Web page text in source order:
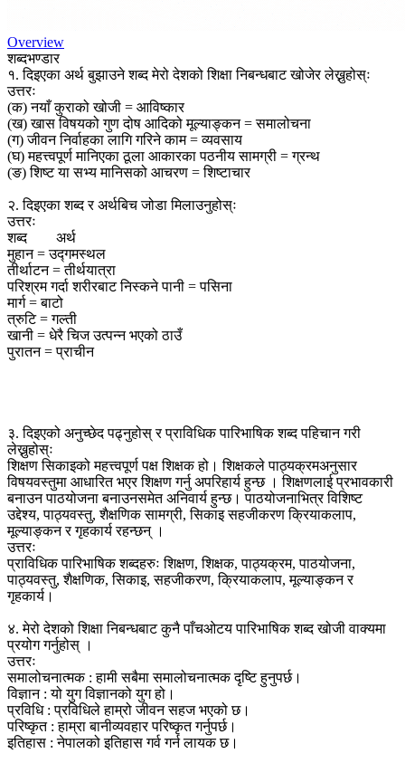
Overview
शब्दभण्डार
१. दिइएका अर्थ बुझाउने शब्द मेरो देशको शिक्षा निबन्धबाट खोजेर लेख्नुहोस्ः
उत्तरः
(क) नयाँ कुराको खोजी = आविष्कार
(ख) खास विषयको गुण दोष आदिको मूल्याङ्कन = समालोचना
(ग) जीवन निर्वाहका लागि गरिने काम = व्यवसाय
(घ) महत्त्वपूर्ण मानिएका ठूला आकारका पठनीय सामग्री = ग्रन्थ
(ङ) शिष्ट या सभ्य मानिसको आचरण = शिष्टाचार
२. दिइएका शब्द र अर्थबिच जोडा मिलाउनुहोस्ः
उत्तरः
शब्द अर्थ
मुहान = उद्गमस्थल
तीर्थाटन = तीर्थयात्रा
परिश्रम गर्दा शरीरबाट निस्कने पानी = पसिना
मार्ग = बाटो
त्रुटि = गल्ती
खानी = धेरै चिज उत्पन्न भएको ठाउँ
पुरातन = प्राचीन
३. दिइएको अनुच्छेद पढ्नुहोस् र प्राविधिक पारिभाषिक शब्द पहिचान गरी
लेख्नुहोस्ः
शिक्षण सिकाइको महत्त्वपूर्ण पक्ष शिक्षक हो। शिक्षकले पाठ्यक्रमअनुसार
विषयवस्तुमा आधारित भएर शिक्षण गर्नु अपरिहार्य हुन्छ । शिक्षणलाई प्रभावकारी
बनाउन पाठयोजना बनाउनसमेत अनिवार्य हुन्छ। पाठयोजनाभित्र विशिष्ट
उद्देश्य, पाठ्यवस्तु, शैक्षणिक सामग्री, सिकाइ सहजीकरण क्रियाकलाप,
मूल्याङ्कन र गृहकार्य रहन्छन् ।
उत्तरः
प्राविधिक पारिभाषिक शब्दहरुः शिक्षण, शिक्षक, पाठ्यक्रम, पाठयोजना,
पाठ्यवस्तु, शैक्षणिक, सिकाइ, सहजीकरण, क्रियाकलाप, मूल्याङ्कन र
गृहकार्य।
४. मेरो देशको शिक्षा निबन्धबाट कुनै पाँचओटय पारिभाषिक शब्द खोजी वाक्यमा
प्रयोग गर्नुहोस् ।
उत्तरः
समालोचनात्मक : हामी सबैमा समालोचनात्मक दृष्टि हुनुपर्छ।
विज्ञान : यो युग विज्ञानको युग हो।
प्रविधि : प्रविधिले हाम्रो जीवन सहज भएको छ।
परिष्कृत : हाम्रा बानीव्यवहार परिष्कृत गर्नुपर्छ।
इतिहास : नेपालको इतिहास गर्व गर्न लायक छ।